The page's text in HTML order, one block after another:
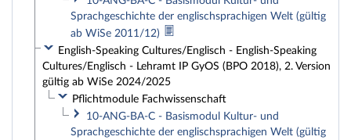
Sprachgeschichte der englischsprachigen Welt (gültig
ab WiSe 2011/12)
English-Speaking Cultures/Englisch - English-Speaking
Cultures/Englisch - Lehramt IP GyOS (BPO 2018), 2. Version
gültig ab WiSe 2024/2025
Pflichtmodule Fachwissenschaft
10-ANG-BA-C - Basismodul Kultur- und
Sprachgeschichte der englischsprachigen Welt (gültig